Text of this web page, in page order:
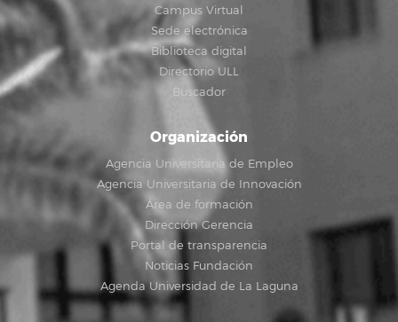
Campus Virtual
Sede electrónica
Biblioteca digital
Directorio ULL
Buscador
Organización
Agencia Universitaria de Empleo
Agencia Universitaria de Innovación
Área de formación
Dirección Gerencia
Portal de transparencia
Noticias Fundación
Agenda Universidad de La Laguna